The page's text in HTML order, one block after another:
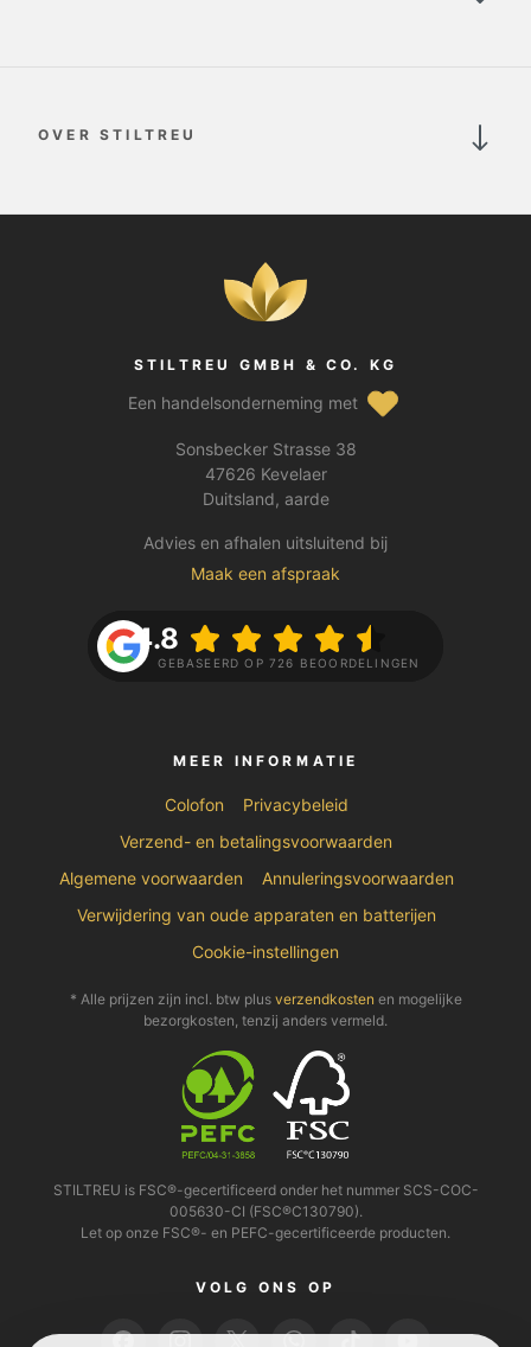
OVER STILTREU
STILTREU GMBH & CO. KG
Een handelsonderneming met
Sonsbecker Strasse 38
47626 Kevelaer
Duitsland, aarde
Advies en afhalen uitsluitend bij
Maak een afspraak
4.8
GEBASEERD OP 726 BEOORDELINGEN
MEER INFORMATIE
Colofon
Privacybeleid
Verzend- en betalingsvoorwaarden
Algemene voorwaarden
Annuleringsvoorwaarden
Verwijdering van oude apparaten en batterijen
Cookie-instellingen
* Alle prijzen zijn incl. btw plus verzendkosten en mogelijke
bezorgkosten, tenzij anders vermeld.
STILTREU is FSC®-gecertificeerd onder het nummer SCS-COC-
005630-CI (FSC®C130790).
Let op onze FSC®- en PEFC-gecertificeerde producten.
VOLG ONS OP